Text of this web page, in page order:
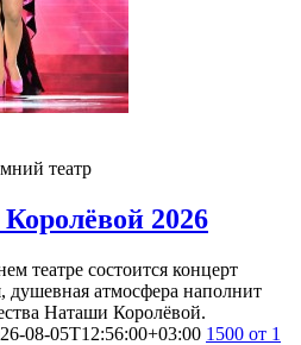
театр
2026
театре состоится концерт
атмосфера наполнит
Наташи Королёвой.
08-05T12:56:00+03:00 1500 от 1